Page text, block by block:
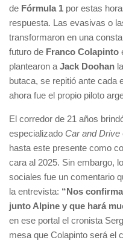
de Fórmula 1 por estas
respuesta. Las evasivas o
transformaron en una
futuro de Franco Colapinto
plantearon a Jack Doohan
butaca, se repitió ante cada
ahora fue el propio piloto
El corredor de 21 años
especializado Car and Drive
hasta este presente como
cara al 2025. Sin embargo,
sociales fue un comentario
la entrevista: “Nos
junto Alpine y que hará
en ese portal el cronista
mesa que Colapinto será el